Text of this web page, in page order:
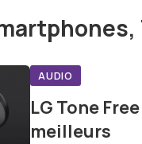
AUDIO
LG Tone
meilleurs